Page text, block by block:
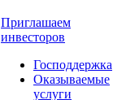
Приглашаем
инвесторов
Господдержка
Оказываемые
услуги